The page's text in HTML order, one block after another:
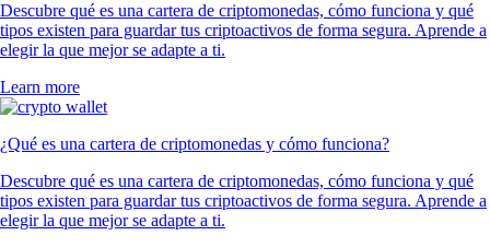
Descubre qué es una cartera de criptomonedas, cómo funciona y qué
tipos existen para guardar tus criptoactivos de forma segura. Aprende a
elegir la que mejor se adapte a ti.
Learn more
¿Qué es una cartera de criptomonedas y cómo funciona?
Descubre qué es una cartera de criptomonedas, cómo funciona y qué
tipos existen para guardar tus criptoactivos de forma segura. Aprende a
elegir la que mejor se adapte a ti.